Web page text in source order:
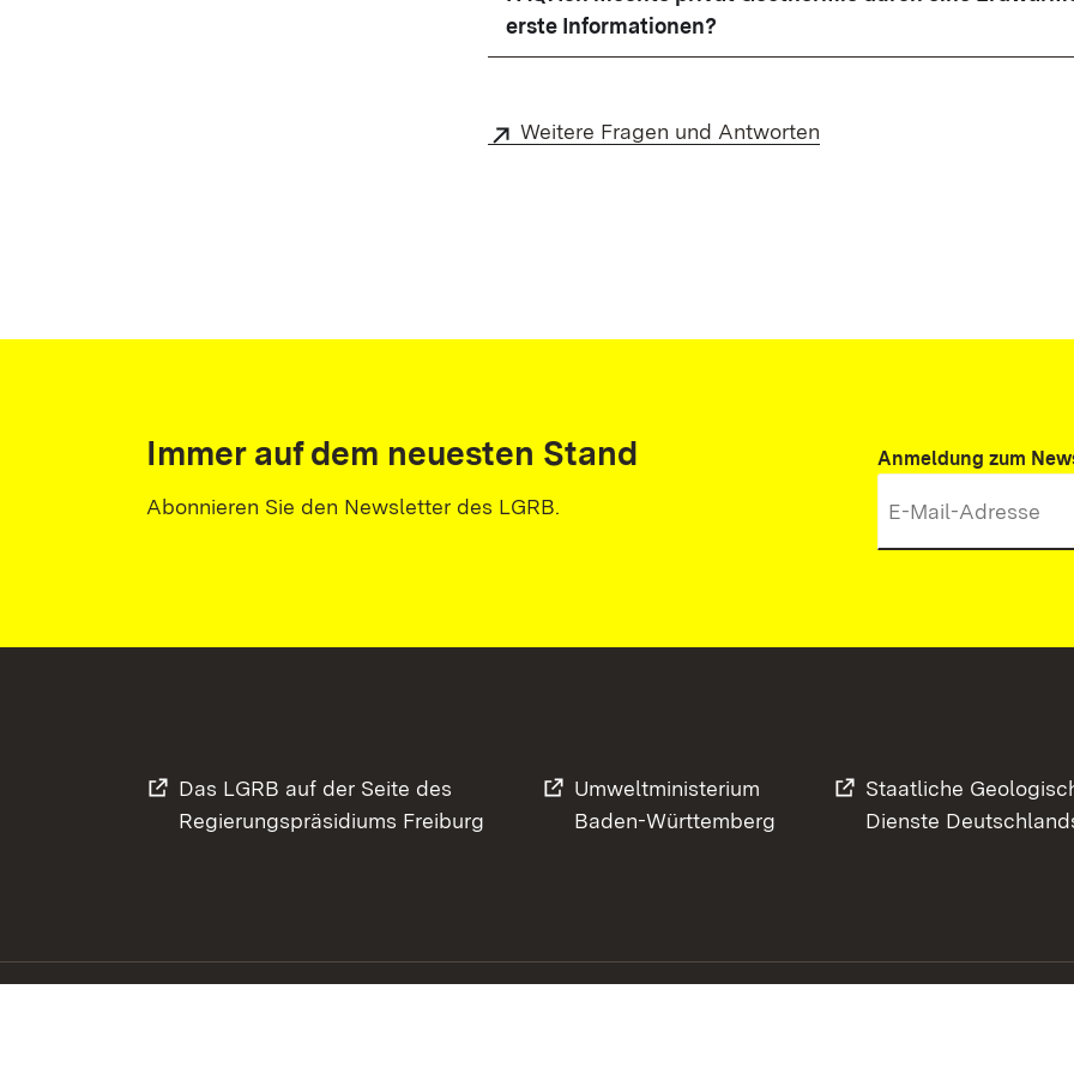
erste Informationen?
Weitere Fragen und Antworten
Immer auf dem neuesten Stand
Abonnieren Sie den Newsletter des LGRB.
Anmeldung zum
Das LGRB auf der Seite des
Regierungspräsidiums Freiburg
Umweltministerium
Baden-Württemberg
Staatliche
Dienste